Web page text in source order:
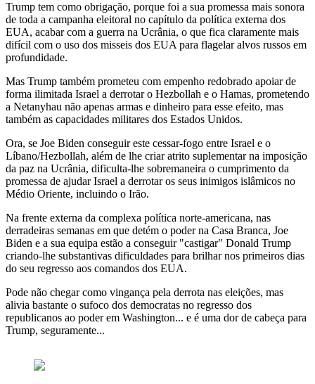
Trump tem como obrigação, porque foi a sua promessa mais sonora
de toda a campanha eleitoral no capítulo da política externa dos
EUA, acabar com a guerra na Ucrânia, o que fica claramente mais
difícil com o uso dos misseis dos EUA para flagelar alvos russos em
profundidade.
Mas Trump também prometeu com empenho redobrado apoiar de
forma ilimitada Israel a derrotar o Hezbollah e o Hamas, prometendo
a Netanyhau não apenas armas e dinheiro para esse efeito, mas
também as capacidades militares dos Estados Unidos.
Ora, se Joe Biden conseguir este cessar-fogo entre Israel e o
Líbano/Hezbollah, além de lhe criar atrito suplementar na imposição
da paz na Ucrânia, dificulta-lhe sobremaneira o cumprimento da
promessa de ajudar Israel a derrotar os seus inimigos islâmicos no
Médio Oriente, incluindo o Irão.
Na frente externa da complexa política norte-americana, nas
derradeiras semanas em que detém o poder na Casa Branca, Joe
Biden e a sua equipa estão a conseguir "castigar" Donald Trump
criando-lhe substantivas dificuldades para brilhar nos primeiros dias
do seu regresso aos comandos dos EUA.
Pode não chegar como vingança pela derrota nas eleições, mas
alivia bastante o sufoco dos democratas no regresso dos
republicanos ao poder em Washington... e é uma dor de cabeça para
Trump, seguramente...